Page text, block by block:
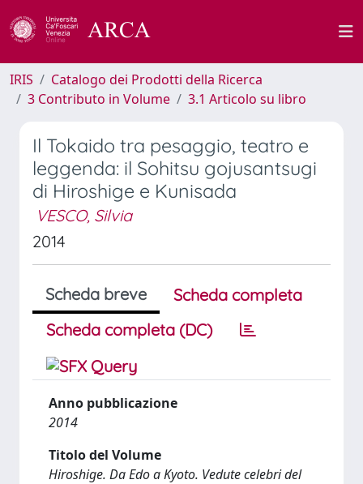
IRIS
Catalogo dei Prodotti della Ricerca
3 Contributo in Volume
3.1 Articolo su libro
Il Tokaido tra pesaggio, teatro e
leggenda: il Sohitsu gojusantsugi
di Hiroshige e Kunisada
VESCO, Silvia
2014
Scheda breve
Scheda completa
Scheda completa (DC)
Anno pubblicazione
2014
Titolo del Volume
Hiroshige. Da Edo a Kyoto. Vedute celebri del